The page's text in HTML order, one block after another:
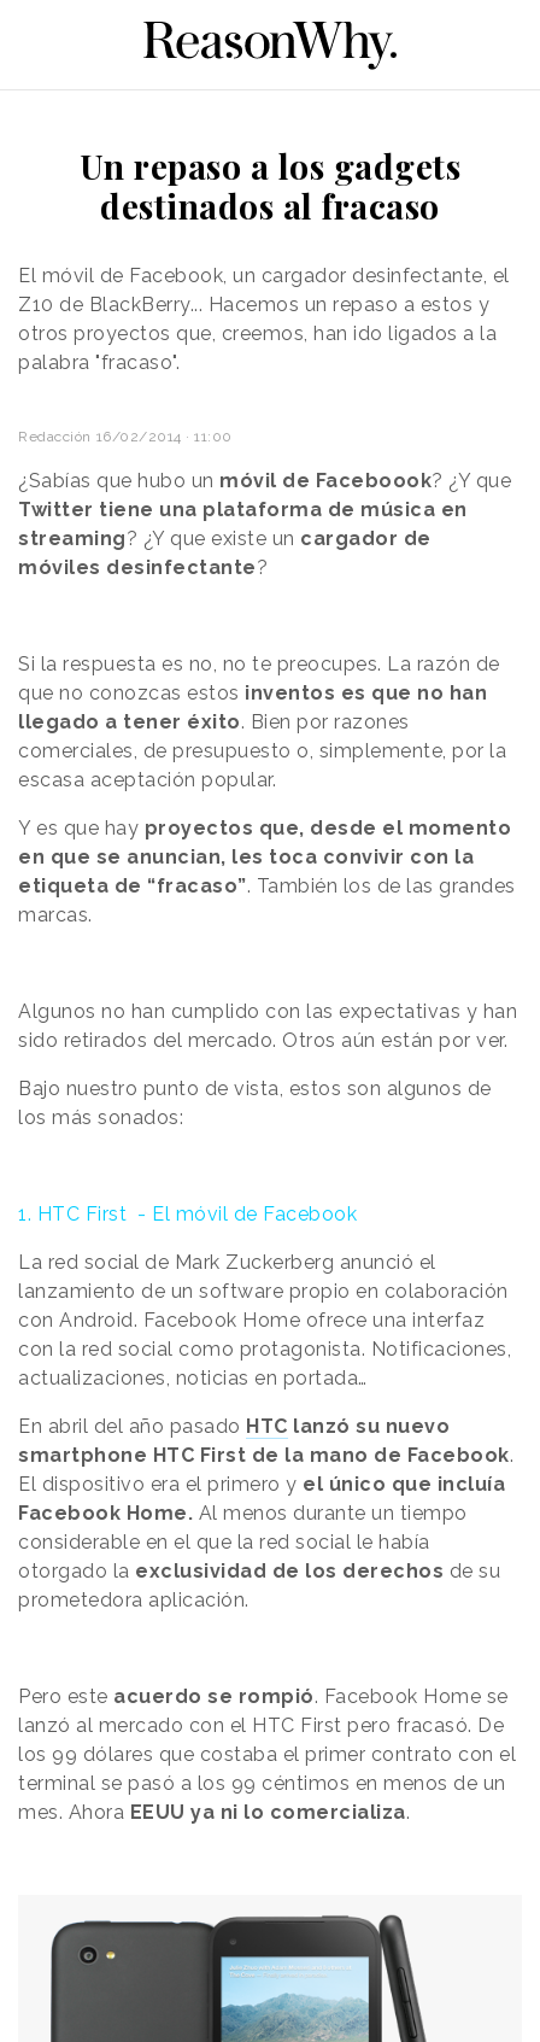
Un repaso a los gadgets
destinados al fracaso
El móvil de Facebook, un cargador desinfectante, el
Z10 de BlackBerry... Hacemos un repaso a estos y
otros proyectos que, creemos, han ido ligados a la
palabra "fracaso".
Redacción 16/02/2014 · 11:00
¿Sabías que hubo un móvil de Faceboook? ¿Y que
Twitter tiene una plataforma de música en
streaming? ¿Y que existe un cargador de
móviles desinfectante?
Si la respuesta es no, no te preocupes. La razón de
que no conozcas estos inventos es que no han
llegado a tener éxito. Bien por razones
comerciales, de presupuesto o, simplemente, por la
escasa aceptación popular.
Y es que hay proyectos que, desde el momento
en que se anuncian, les toca convivir con la
etiqueta de “fracaso”. También los de las grandes
marcas.
Algunos no han cumplido con las expectativas y han
sido retirados del mercado. Otros aún están por ver.
Bajo nuestro punto de vista, estos son algunos de
los más sonados:
1. HTC First - El móvil de Facebook
La red social de Mark Zuckerberg anunció el
lanzamiento de un software propio en colaboración
con Android. Facebook Home ofrece una interfaz
con la red social como protagonista. Notificaciones,
actualizaciones, noticias en portada…
En abril del año pasado HTC lanzó su nuevo
smartphone HTC First de la mano de Facebook.
El dispositivo era el primero y el único que incluía
Facebook Home. Al menos durante un tiempo
considerable en el que la red social le había
otorgado la exclusividad de los derechos de su
prometedora aplicación.
Pero este acuerdo se rompió. Facebook Home se
lanzó al mercado con el HTC First pero fracasó. De
los 99 dólares que costaba el primer contrato con el
terminal se pasó a los 99 céntimos en menos de un
mes. Ahora EEUU ya ni lo comercializa.